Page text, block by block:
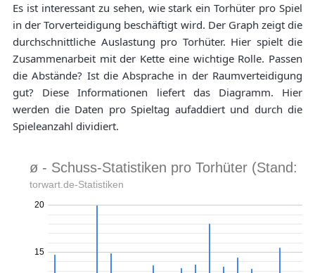
Es ist interessant zu sehen, wie stark ein Torhüter pro Spiel
in der Torverteidigung beschäftigt wird. Der Graph zeigt die
durchschnittliche Auslastung pro Torhüter. Hier spielt die
Zusammenarbeit mit der Kette eine wichtige Rolle. Passen
die Abstände? Ist die Absprache in der Raumverteidigung
gut? Diese Informationen liefert das Diagramm. Hier
werden die Daten pro Spieltag aufaddiert und durch die
Spieleanzahl dividiert.